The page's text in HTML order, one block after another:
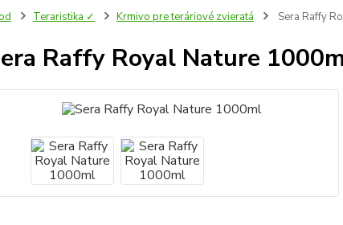
Teraristika ✓ Krmivo pre teráriové zvieratá Sera Raffy
Raffy Royal Nature